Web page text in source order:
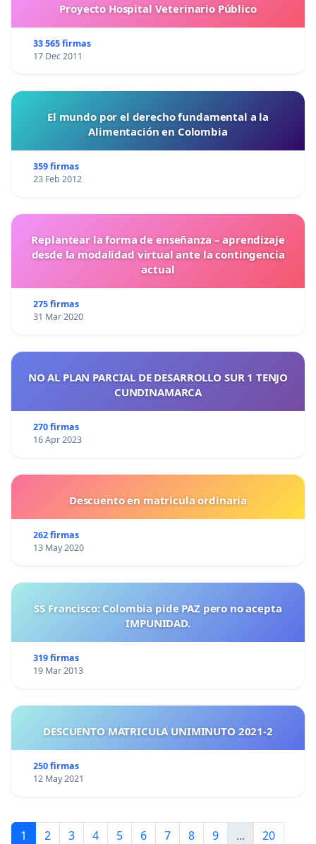
Proyecto Hospital Veterinario Público
33 565 firmas
17 Dec 2011
El mundo por el derecho fundamental a la
Alimentación en Colombia
359 firmas
23 Feb 2012
Replantear la forma de enseñanza – aprendizaje
desde la modalidad virtual ante la contingencia
actual
275 firmas
31 Mar 2020
NO AL PLAN PARCIAL DE DESARROLLO SUR 1 TENJO
CUNDINAMARCA
270 firmas
16 Apr 2023
Descuento en matricula ordinaria
262 firmas
13 May 2020
SS Francisco: Colombia pide PAZ pero no acepta
IMPUNIDAD.
319 firmas
19 Mar 2013
DESCUENTO MATRICULA UNIMINUTO 2021-2
250 firmas
12 May 2021
1 2 3 4 5 6 7 8 9 ...
20